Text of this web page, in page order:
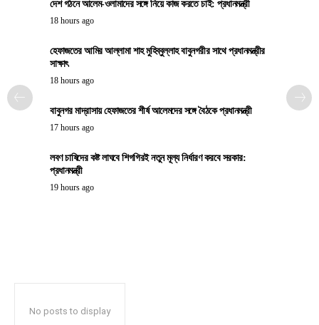
দেশ গঠনে আলেম-ওলামাদের সঙ্গে নিয়ে কাজ করতে চাই: প্রধানমন্ত্রী
18 hours ago
হেফাজতের আমির আল্লামা শাহ মুহিব্বুল্লাহ বাবুনগরীর সাথে প্রধানমন্ত্রীর
সাক্ষাৎ
18 hours ago
বাবুনগর মাদ্রাসায় হেফাজতের শীর্ষ আলেমদের সঙ্গে বৈঠকে প্রধানমন্ত্রী
17 hours ago
লবণ চাষিদের কষ্ট লাঘবে শিগগিরই নতুন মূল্য নির্ধারণ করবে সরকার:
প্রধানমন্ত্রী
19 hours ago
No posts to display